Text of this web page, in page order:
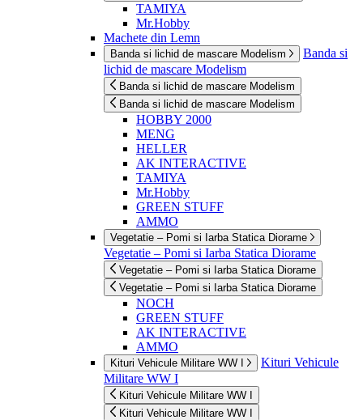
TAMIYA
Mr.Hobby
Machete din Lemn
Banda si lichid de mascare Modelism
Banda si
lichid de mascare Modelism
Banda si lichid de mascare Modelism
Banda si lichid de mascare Modelism
HOBBY 2000
MENG
HELLER
AK INTERACTIVE
TAMIYA
Mr.Hobby
GREEN STUFF
AMMO
Vegetatie – Pomi si Iarba Statica Diorame
Vegetatie – Pomi si Iarba Statica Diorame
Vegetatie – Pomi si Iarba Statica Diorame
Vegetatie – Pomi si Iarba Statica Diorame
NOCH
GREEN STUFF
AK INTERACTIVE
AMMO
Kituri Vehicule Militare WW I
Kituri Vehicule
Militare WW I
Kituri Vehicule Militare WW I
Kituri Vehicule Militare WW I